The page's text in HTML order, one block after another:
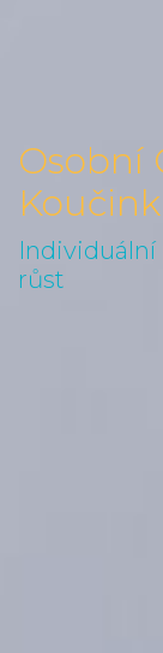
Osobní
Koučink
Individuální
růst